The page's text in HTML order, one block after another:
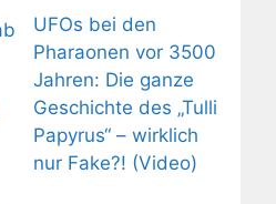
UFOs bei den
Pharaonen vor 3500
Jahren: Die ganze
Geschichte des „Tulli
Papyrus“ – wirklich
nur Fake?! (Video)